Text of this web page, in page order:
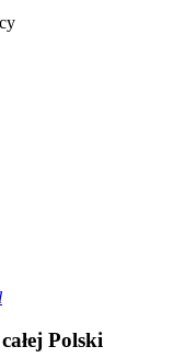
Polski